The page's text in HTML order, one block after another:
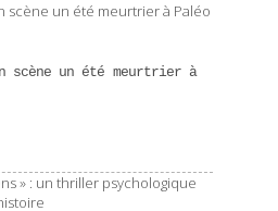
scène un été meurtrier à